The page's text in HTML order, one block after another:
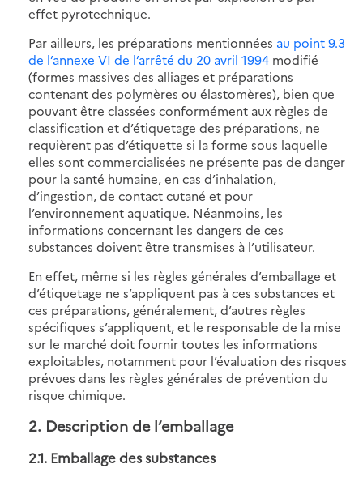
effet pyrotechnique.
Par ailleurs, les préparations mentionnées au point 9.3
de l’annexe VI de l’arrêté du 20 avril 1994 modifié
(formes massives des alliages et préparations
contenant des polymères ou élastomères), bien que
pouvant être classées conformément aux règles de
classification et d’étiquetage des préparations, ne
requièrent pas d’étiquette si la forme sous laquelle
elles sont commercialisées ne présente pas de danger
pour la santé humaine, en cas d’inhalation,
d’ingestion, de contact cutané et pour
l’environnement aquatique. Néanmoins, les
informations concernant les dangers de ces
substances doivent être transmises à l’utilisateur.
En effet, même si les règles générales d’emballage et
d’étiquetage ne s’appliquent pas à ces substances et
ces préparations, généralement, d’autres règles
spécifiques s’appliquent, et le responsable de la mise
sur le marché doit fournir toutes les informations
exploitables, notamment pour l’évaluation des risques
prévues dans les règles générales de prévention du
risque chimique.
2. Description de l’emballage
2.1. Emballage des substances